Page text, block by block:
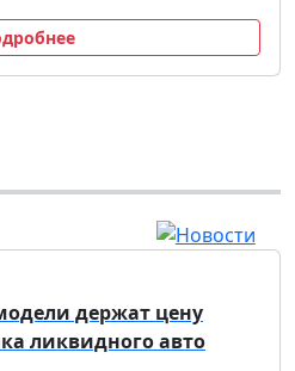
держат цену
ликвидного авто